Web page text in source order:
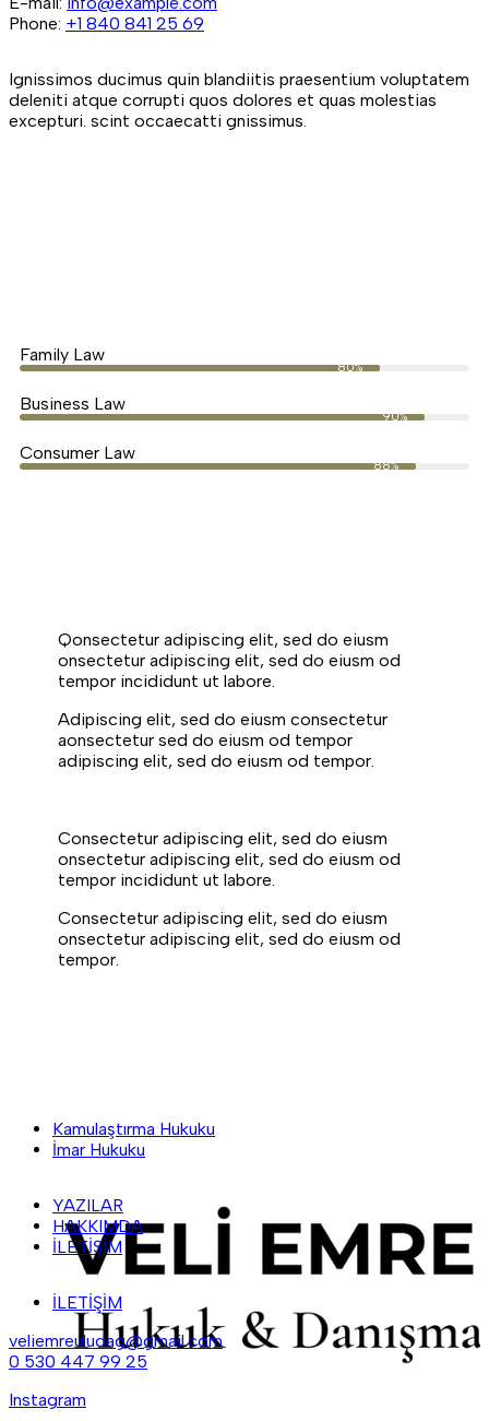
Phone: +1 840 841 25 69
Ignissimos ducimus quin blandiitis praesentium voluptatem
deleniti atque corrupti quos dolores et quas molestias
excepturi. scint occaecatti gnissimus.
Family Law
80%
Business Law
90%
Consumer Law
88%
Qonsectetur adipiscing elit, sed do eiusm
onsectetur adipiscing elit, sed do eiusm od
tempor incididunt ut labore.
Adipiscing elit, sed do eiusm consectetur
aonsectetur sed do eiusm od tempor
adipiscing elit, sed do eiusm od tempor.
Consectetur adipiscing elit, sed do eiusm
onsectetur adipiscing elit, sed do eiusm od
tempor incididunt ut labore.
Consectetur adipiscing elit, sed do eiusm
onsectetur adipiscing elit, sed do eiusm od
tempor.
Kamulaştırma Hukuku
İmar Hukuku
YAZILAR
HAKKIMDA
İLETİŞİM
İLETİŞİM
veliemreuludag@gmail.com
0 530 447 99 25
Instagram